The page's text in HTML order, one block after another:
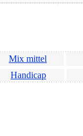
Mix mittel
Handicap